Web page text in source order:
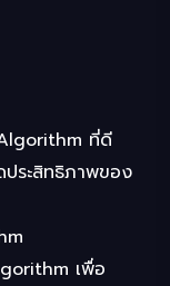
ที่ดี
ระสิทธิภาพของ
เพื่อ